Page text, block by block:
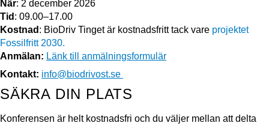
När: 2 december 2026
Tid : 09.00–17.00
Kostnad : BioDriv Tinget är kostnadsfritt tack vare projektet
Fossilfritt 2030.
Anmälan: Länk till anmälningsformulär
Kontakt: info@biodrivost.se
SÄKRA DIN PLATS
Konferensen är helt kostnadsfri och du väljer mellan att delta